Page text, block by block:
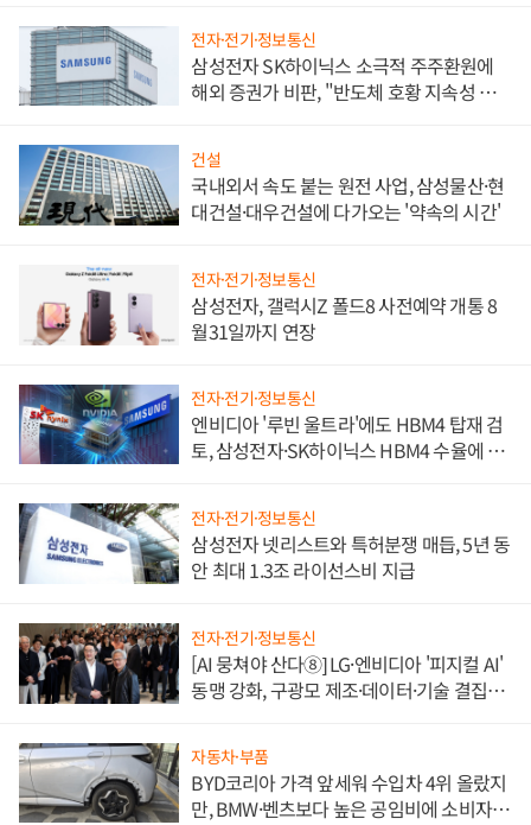
전자·전기·정보통신
삼성전자 SK하이닉스 소극적 주주환원에
해외 증권가 비판, "반도체 호황 지속성 의
건설
국내외서 속도 붙는 원전 사업, 삼성물산·현
대건설·대우건설에 다가오는 '약속의 시간'
전자·전기·정보통신
삼성전자, 갤럭시Z 폴드8 사전예약 개통 8
월31일까지 연장
전자·전기·정보통신
엔비디아 '루빈 울트라'에도 HBM4 탑재 검
토, 삼성전자·SK하이닉스 HBM4 수율에 주
전자·전기·정보통신
삼성전자 넷리스트와 특허분쟁 매듭, 5년 동
안 최대 1.3조 라이선스비 지급
전자·전기·정보통신
[AI 뭉쳐야 산다⑧] LG·엔비디아 '피지컬 AI'
동맹 강화, 구광모 제조·데이터·기술 결집
자동차·부품
BYD코리아 가격 앞세워 수입차 4위 올랐지
만, BMW·벤츠보다 높은 공임비에 소비자